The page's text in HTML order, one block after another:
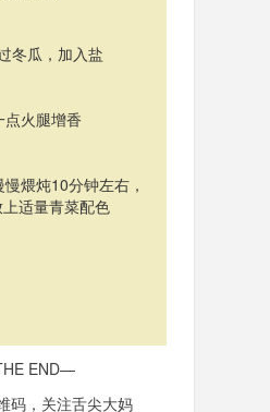
冬瓜，加入盐
点火腿增香
煨炖10分钟左右，
适量青菜配色
END—
码，关注舌尖大妈